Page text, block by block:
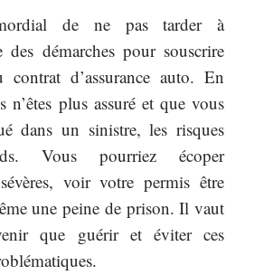
de ne pas tarder à
des démarches pour souscrire
contrat d’assurance auto. En
n’êtes plus assuré et que vous
dans un sinistre, les risques
Vous pourriez écoper
sévères, voir votre permis être
une peine de prison. Il vaut
que guérir et éviter ces